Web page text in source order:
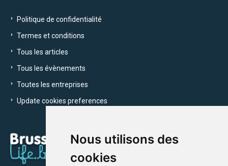
Nous utilisons des
cookies
Politique de confidentialité
Termes et conditions
Tous les articles
Tous les évènements
Toutes les entreprises
Update cookies preferences